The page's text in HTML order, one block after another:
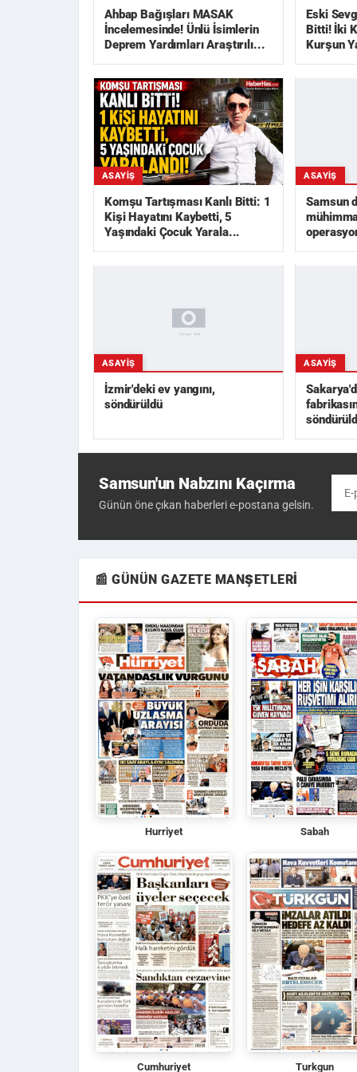
Ahbap Bağışları MASAK
İncelemesinde! Ünlü İsimlerin
Deprem Yardımları Araştırılı...
Eski
Bitti! İki
Kurşun
ASAYIŞ
Komşu Tartışması Kanlı Bitti: 1
Kişi Hayatını Kaybetti, 5
Yaşındaki Çocuk Yarala...
ASAYIŞ
Samsun
ASAYIŞ
İzmir'deki ev yangını,
söndürüldü
ASAYIŞ
Samsun'un Nabzını Kaçırma
Günün öne çıkan haberleri e-postana gelsin.
📰 GÜNÜN GAZETE MANŞETLERI
Hurriyet Sabah
Cumhuriyet Turkgun